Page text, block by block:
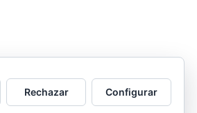
Rechazar Configurar